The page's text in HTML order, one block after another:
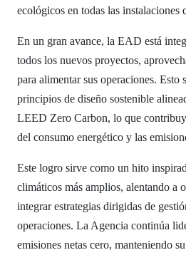
ecológicos en todas las instalaciones
En un gran avance, la EAD está
todos los nuevos proyectos,
para alimentar sus operaciones. Esto
principios de diseño sostenible
LEED Zero Carbon, lo que
del consumo energético y las
Este logro sirve como un hito
climáticos más amplios, alentando a
integrar estrategias dirigidas de
operaciones. La Agencia continúa
emisiones netas cero, manteniendo